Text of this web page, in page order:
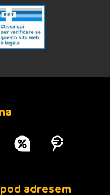
adresem